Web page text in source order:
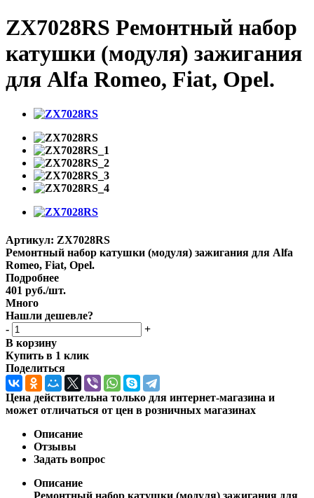
ZX7028RS Ремонтный набор
катушки (модуля) зажигания
для Alfa Romeo, Fiat, Opel.
Артикул: ZX7028RS
Ремонтный набор катушки (модуля) зажигания для Alfa
Romeo, Fiat, Opel.
Подробнее
401 руб./шт.
Много
Нашли дешевле?
-
+
В корзину
Купить в 1 клик
Поделиться
Цена действительна только для интернет-магазина и
может отличаться от цен в розничных магазинах
Описание
Отзывы
Задать вопрос
Описание
Ремонтный набор катушки (модуля) зажигания для